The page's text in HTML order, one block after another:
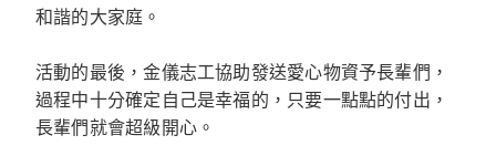
和諧的大家庭。
活動的最後，金儀志工協助發送愛心物資予長輩們，
過程中十分確定自己是幸福的，只要一點點的付出，
長輩們就會超級開心。